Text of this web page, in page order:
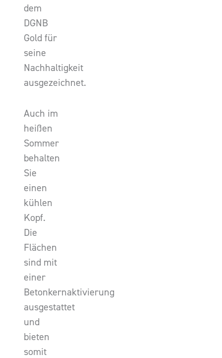
dem
DGNB
Gold für
seine
Nachhaltigkeit
ausgezeichnet.
Auch im
heißen
Sommer
behalten
Sie
einen
kühlen
Kopf.
Die
Flächen
sind mit
einer
Betonkernaktivierung
ausgestattet
und
bieten
somit